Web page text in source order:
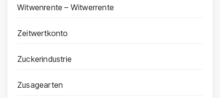
Witwenrente – Witwerrente
Zeitwertkonto
Zuckerindustrie
Zusagearten